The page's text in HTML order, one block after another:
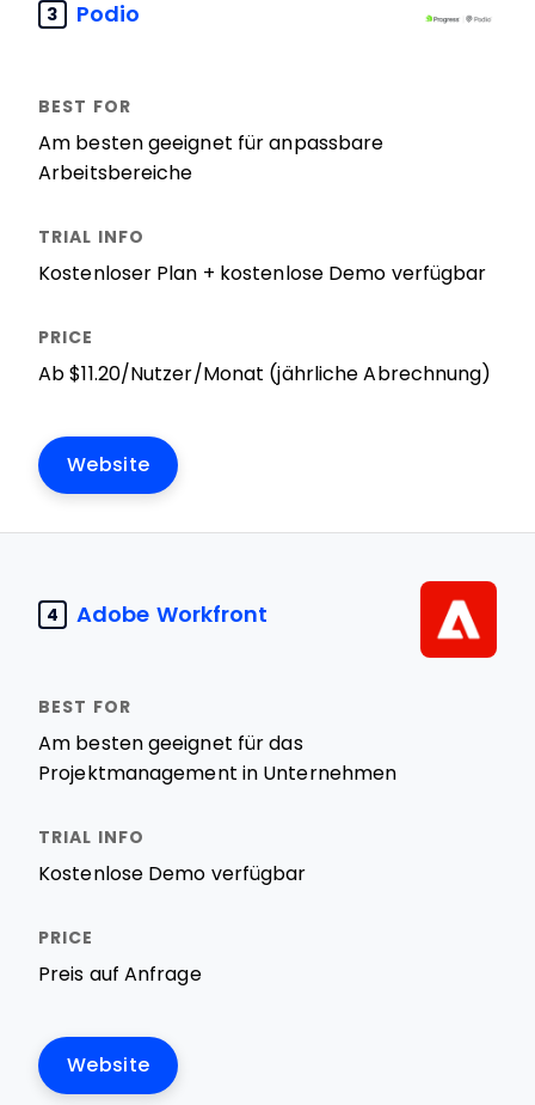
3 Podio
Am besten geeignet für anpassbare
Arbeitsbereiche
Kostenloser Plan + kostenlose Demo verfügbar
Ab $11.20/Nutzer/Monat (jährliche Abrechnung)
Website
4 Adobe Workfront
Am besten geeignet für das
Projektmanagement in Unternehmen
Kostenlose Demo verfügbar
Preis auf Anfrage
Website